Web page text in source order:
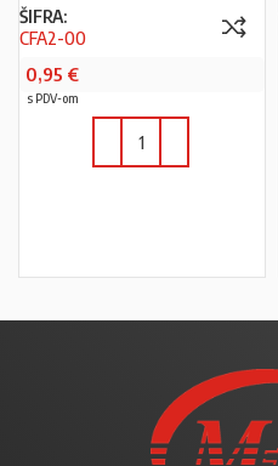
ŠIFRA:
CFA2-00
0,95 €
s PDV-om